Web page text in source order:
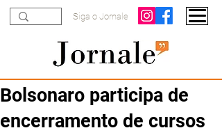
Siga o Jornale
Bolsonaro participa de
encerramento de cursos